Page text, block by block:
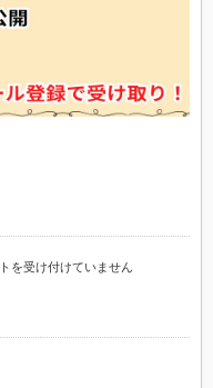
を受け付けていません